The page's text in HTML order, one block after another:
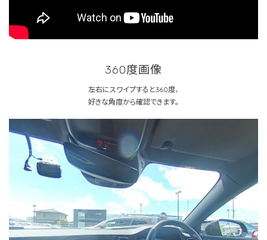
360度画像
左右にスワイプすると360度、
好きな角度から確認できます。